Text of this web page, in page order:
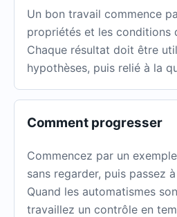
Un bon travail commence
propriétés et les conditions
Chaque résultat doit être
hypothèses, puis relié à la
Comment progresser
Commencez par un
sans regarder, puis passez
Quand les automatismes
travaillez un contrôle en